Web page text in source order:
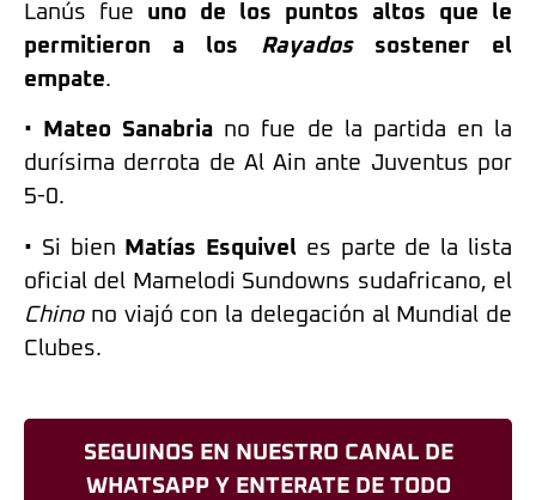
Lanús fue uno de los puntos altos que le
permitieron a los Rayadossostener el
empate.
• Mateo Sanabria no fue de la partida en la
durísima derrota de Al Ain ante Juventus por
5-0.
• Si bien Matías Esquivel es parte de la lista
oficial del Mamelodi Sundowns sudafricano, el
Chinono viajó con la delegación al Mundial de
Clubes.
SEGUINOS EN NUESTRO CANAL DE
WHATSAPP Y ENTERATE DE TODO